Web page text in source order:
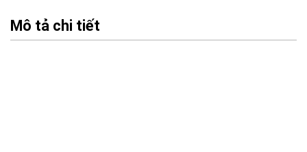
Mô tả chi tiết